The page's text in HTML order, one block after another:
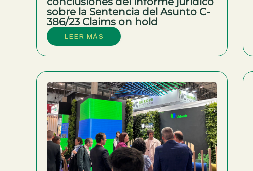
sobre la Sentencia del Asunto C-
386/23 Claims on hold
LEER MÁS